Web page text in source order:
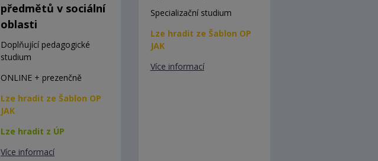
předmětů v sociální
oblasti
Doplňující pedagogické
studium
ONLINE + prezenčně
Lze hradit ze Šablon OP
JAK
Lze hradit z ÚP
Více informací
Specializační studium
Lze hradit ze Šablon OP
JAK
Více informací